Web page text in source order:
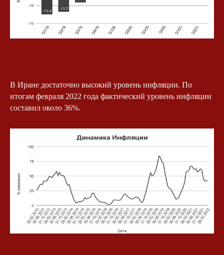
В Иране достаточно высокий уровень инфляции. По
итогам февраля 2022 года фактический уровень инфляции
составил около 36%.